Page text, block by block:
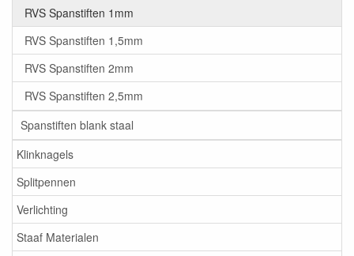
RVS Spanstiften 1mm
RVS Spanstiften 1,5mm
RVS Spanstiften 2mm
RVS Spanstiften 2,5mm
Spanstiften blank staal
Klinknagels
Splitpennen
Verlichting
Staaf Materialen